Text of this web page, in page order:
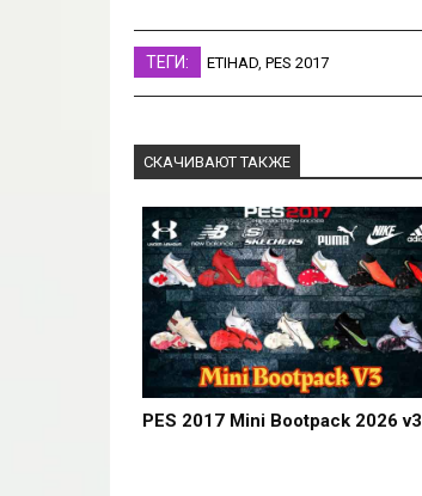
ТЕГИ: ETIHAD, PES 2017
СКАЧИВАЮТ ТАКЖЕ
PES 2017 Mini Bootpack 2026 v3